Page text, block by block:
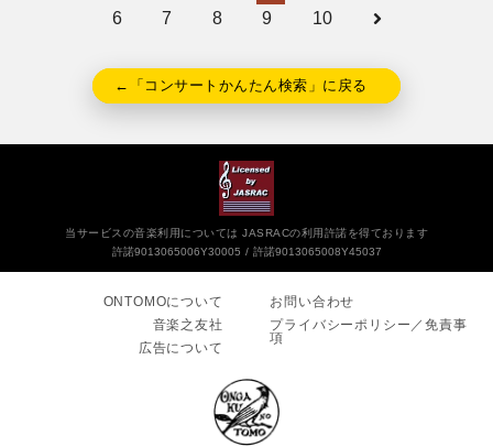
6
7 8 9 10
←「コンサートかんたん検索」に戻る
当サービスの音楽利用については JASRACの利用許諾を得ております
許諾9013065006Y30005
許諾9013065008Y45037
ONTOMOについて
音楽之友社
広告について
お問い合わせ
プライバシーポリシー／免責事
項